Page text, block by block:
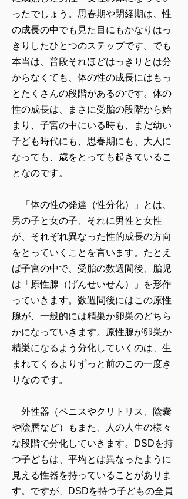
ったでしょう。思春期や閉経期は、性
の成長の中でも見た目にもかなりはっ
きりしたひとつのステップです。でも
本当は、普段それほどはっきりとは分
からなくても、体の性の成長にはもっ
とたくさんの段階があるのです。体の
性の成長は、まさに受胎の段階から始
まり、子宮の中にいる時も、まだ幼い
子ども時代にも、思春期にも、大人に
なっても、歳をとっても起きているこ
となのです。
「体の性の発達（性分化）」とは、
男の子と女の子、それに男性と女性
が、それぞれ異なった性的成長の方向
をとっていくことを言います。たとえ
ば子宮の中で、受胎の数週間後、胎児
は「原性腺（げんせいせん）」を形作
っていきます。数週間後にはこの原性
腺が、一般的には精巣か卵巣のどちら
かになっていきます。原性腺が卵巣か
精巣になるよう分化していくのは、生
まれてくるよりずっと前のこの一度き
りなのです。
外性器（ペニスやクリトリス、陰嚢
や陰唇など）もまた、人の人生の様々
な段階で分化していきます。DSDを持
つ子どもは、平均とは異なったように
見える性器を持っていることがありま
す。ですが、DSDを持つ子どもの全員